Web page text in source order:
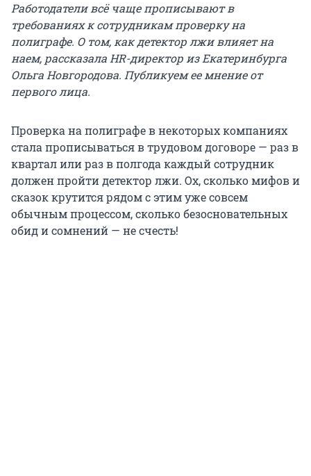
Работодатели всё чаще прописывают в
требованиях к сотрудникам проверку на
полиграфе. О том, как детектор лжи влияет на
наем, рассказала HR-директор из Екатеринбурга
Ольга Новгородова. Публикуем ее мнение от
первого лица.
Проверка на полиграфе в некоторых компаниях
стала прописываться в трудовом договоре — раз в
квартал или раз в полгода каждый сотрудник
должен пройти детектор лжи. Ох, сколько мифов и
сказок крутится рядом с этим уже совсем
обычным процессом, сколько безосновательных
обид и сомнений — не счесть!